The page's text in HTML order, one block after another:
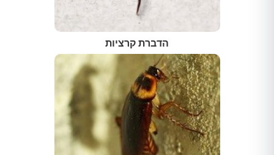
הדברת קרציות